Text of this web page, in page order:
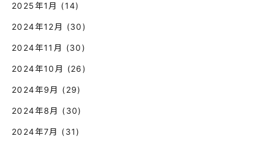
2025年1月 (14)
2024年12月 (30)
2024年11月 (30)
2024年10月 (26)
2024年9月 (29)
2024年8月 (30)
2024年7月 (31)